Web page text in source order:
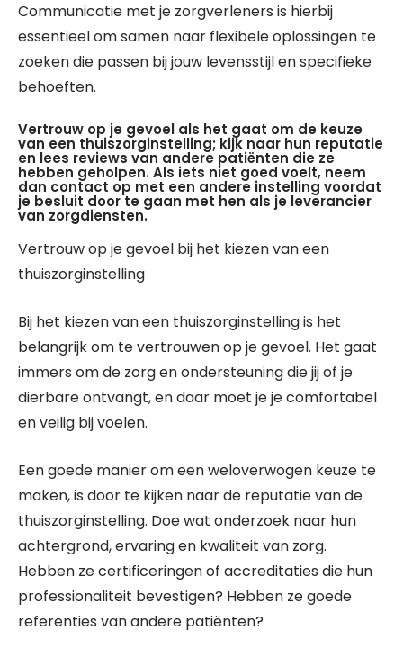
Communicatie met je zorgverleners is hierbij
essentieel om samen naar flexibele oplossingen te
zoeken die passen bij jouw levensstijl en specifieke
behoeften.
Vertrouw op je gevoel als het gaat om de keuze
van een thuiszorginstelling; kijk naar hun reputatie
en lees reviews van andere patiënten die ze
hebben geholpen. Als iets niet goed voelt, neem
dan contact op met een andere instelling voordat
je besluit door te gaan met hen als je leverancier
van zorgdiensten.
Vertrouw op je gevoel bij het kiezen van een
thuiszorginstelling
Bij het kiezen van een thuiszorginstelling is het
belangrijk om te vertrouwen op je gevoel. Het gaat
immers om de zorg en ondersteuning die jij of je
dierbare ontvangt, en daar moet je je comfortabel
en veilig bij voelen.
Een goede manier om een weloverwogen keuze te
maken, is door te kijken naar de reputatie van de
thuiszorginstelling. Doe wat onderzoek naar hun
achtergrond, ervaring en kwaliteit van zorg.
Hebben ze certificeringen of accreditaties die hun
professionaliteit bevestigen? Hebben ze goede
referenties van andere patiënten?